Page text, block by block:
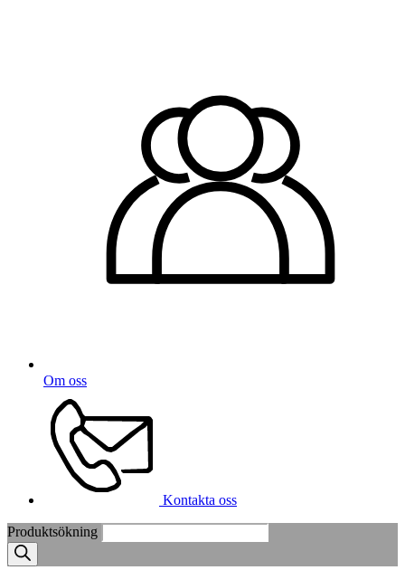
Om oss
Kontakta oss
Produktsökning